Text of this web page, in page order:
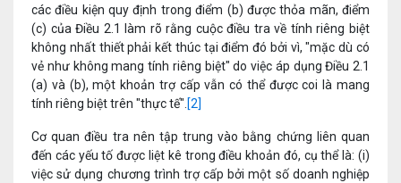
các điều kiện quy định trong điểm (b) được thỏa mãn, điểm
(c) của Điều 2.1 làm rõ rằng cuộc điều tra về tính riêng biệt
không nhất thiết phải kết thúc tại điểm đó bởi vì, "mặc dù có
vẻ như không mang tính riêng biệt" do việc áp dụng Điều 2.1
(a) và (b), một khoản trợ cấp vẫn có thể được coi là mang
tính riêng biệt trên "thực tế". [2]
Cơ quan điều tra nên tập trung vào bằng chứng liên quan
đến các yếu tố được liệt kê trong điều khoản đó, cụ thể là: (i)
việc sử dụng chương trình trợ cấp bởi một số doanh nghiệp